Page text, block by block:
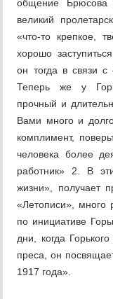
общение
великий
«что-то крепкое,
хорошо
он тогда в связи с
Теперь же у
прочный и
Вами много и
комплимент,
человека более
работник» 2. В
жизни», получает
«Летописи», много
по инициативе
дни, когда
преса, он
1917 года».